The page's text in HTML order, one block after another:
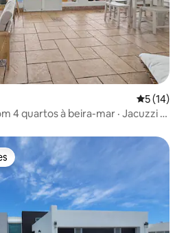
5 de uma
5 (14)
4 quartos à beira-mar · Jacuzzi ·